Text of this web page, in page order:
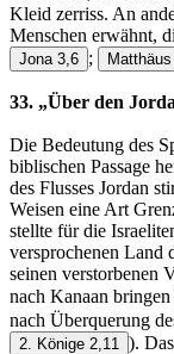
Kleid zerriss. An
Menschen erwähnt,
Jona 3,6 ; Matthäus
33. „Über den
Die Bedeutung des
biblischen Passage
des Flusses Jordan
Weisen eine Art
stellte für die
versprochenen Land
seinen verstorbenen
nach Kanaan bringen
nach Überquerung
2. Könige 2,11
).